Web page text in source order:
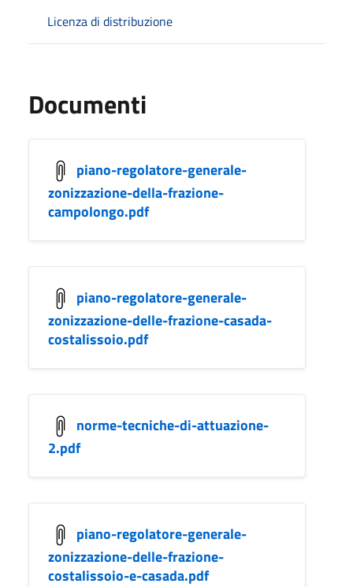
Licenza di distribuzione
Documenti
piano-regolatore-generale-
zonizzazione-della-frazione-
campolongo.pdf
piano-regolatore-generale-
zonizzazione-delle-frazione-casada-
costalissoio.pdf
norme-tecniche-di-attuazione-
2.pdf
piano-regolatore-generale-
zonizzazione-delle-frazione-
costalissoio-e-casada.pdf